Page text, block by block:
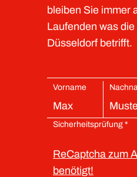
bleiben Sie immer
Laufenden was
Düsseldorf betrifft.
Vorname
Sicherheitsprüfung *
ReCaptcha zum
benötigt!